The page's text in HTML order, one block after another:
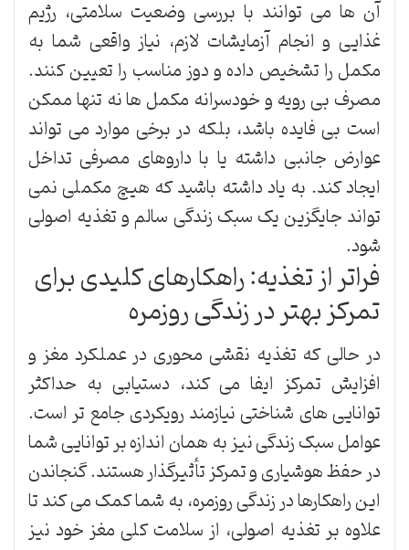
آن ها می توانند با بررسی وضعیت سلامتی، رژیم
غذایی و انجام آزمایشات لازم، نیاز واقعی شما به
مکمل را تشخیص داده و دوز مناسب را تعیین کنند.
مصرف بی رویه و خودسرانه مکمل ها نه تنها ممکن
است بی فایده باشد، بلکه در برخی موارد می تواند
عوارض جانبی داشته یا با داروهای مصرفی تداخل
ایجاد کند. به یاد داشته باشید که هیچ مکملی نمی
تواند جایگزین یک سبک زندگی سالم و تغذیه اصولی
شود.
فراتر از تغذیه: راهکارهای کلیدی برای
تمرکز بهتر در زندگی روزمره
در حالی که تغذیه نقشی محوری در عملکرد مغز و
افزایش تمرکز ایفا می کند، دستیابی به حداکثر
توانایی های شناختی نیازمند رویکردی جامع تر است.
عوامل سبک زندگی نیز به همان اندازه بر توانایی شما
در حفظ هوشیاری و تمرکز تأثیرگذار هستند. گنجاندن
این راهکارها در زندگی روزمره، به شما کمک می کند تا
علاوه بر تغذیه اصولی، از سلامت کلی مغز خود نیز